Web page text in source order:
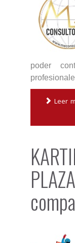
poder
Leer